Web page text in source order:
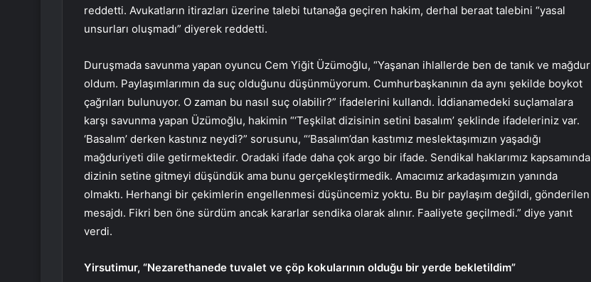
reddetti. Avukatların itirazları üzerine talebi tutanağa geçiren hakim, derhal beraat talebini “yasal
unsurları oluşmadı” diyerek reddetti.
Duruşmada savunma yapan oyuncu Cem Yiğit Üzümoğlu, “Yaşanan ihlallerde ben de tanık ve mağdur
oldum. Paylaşımlarımın da suç olduğunu düşünmüyorum. Cumhurbaşkanının da aynı şekilde boykot
çağrıları bulunuyor. O zaman bu nasıl suç olabilir?” ifadelerini kullandı. İddianamedeki suçlamalara
karşı savunma yapan Üzümoğlu, hakimin “‘Teşkilat dizisinin setini basalım’ şeklinde ifadeleriniz var.
‘Basalım’ derken kastınız neydi?” sorusunu, “‘Basalım’dan kastımız meslektaşımızın yaşadığı
mağduriyeti dile getirmektedir. Oradaki ifade daha çok argo bir ifade. Sendikal haklarımız kapsamında
dizinin setine gitmeyi düşündük ama bunu gerçekleştirmedik. Amacımız arkadaşımızın yanında
olmaktı. Herhangi bir çekimlerin engellenmesi düşüncemiz yoktu. Bu bir paylaşım değildi, gönderilen
mesajdı. Fikri ben öne sürdüm ancak kararlar sendika olarak alınır. Faaliyete geçilmedi.” diye yanıt
verdi.
Yirsutimur, “Nezarethanede tuvalet ve çöp kokularının olduğu bir yerde bekletildim”